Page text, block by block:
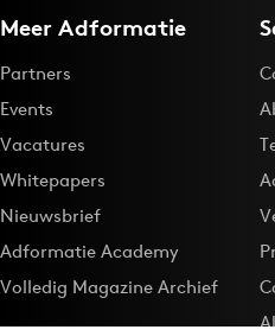
Meer Adformatie
Partners
Events
Vacatures
Whitepapers
Nieuwsbrief
Adformatie Academy
Volledig Magazine Archief